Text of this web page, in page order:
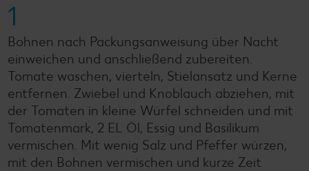
1
Bohnen nach Packungsanweisung über Nacht
einweichen und anschließend zubereiten.
Tomate waschen, vierteln, Stielansatz und Kerne
entfernen. Zwiebel und Knoblauch abziehen, mit
der Tomaten in kleine Würfel schneiden und mit
Tomatenmark, 2 EL Öl, Essig und Basilikum
vermischen. Mit wenig Salz und Pfeffer würzen,
mit den Bohnen vermischen und kurze Zeit